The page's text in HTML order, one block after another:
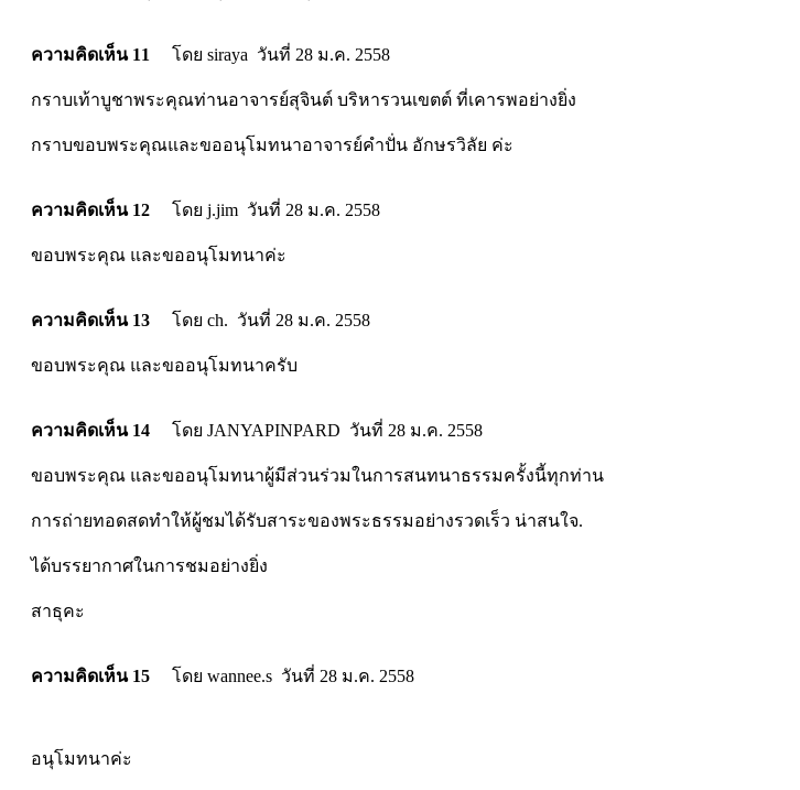
ความคิดเห็น 11 โดย siraya วันที่ 28 ม.ค. 2558
กราบเท้าบูชาพระคุณท่านอาจารย์สุจินต์ บริหารวนเขตต์ ที่เคารพอย่างยิ่ง
กราบขอบพระคุณและขออนุโมทนาอาจารย์คำปั่น อักษรวิลัย ค่ะ
ความคิดเห็น 12 โดย j.jim วันที่ 28 ม.ค. 2558
ขอบพระคุณ และขออนุโมทนาค่ะ
ความคิดเห็น 13 โดย ch. วันที่ 28 ม.ค. 2558
ขอบพระคุณ และขออนุโมทนาครับ
ความคิดเห็น 14 โดย JANYAPINPARD วันที่ 28 ม.ค. 2558
ขอบพระคุณ และขออนุโมทนาผู้มีส่วนร่วมในการสนทนาธรรมครั้งนี้ทุกท่าน
การถ่ายทอดสดทำให้ผู้ชมได้รับสาระของพระธรรมอย่างรวดเร็ว น่าสนใจ.
ได้บรรยากาศในการชมอย่างยิ่ง
สาธุคะ
ความคิดเห็น 15 โดย wannee.s วันที่ 28 ม.ค. 2558
อนุโมทนาค่ะ